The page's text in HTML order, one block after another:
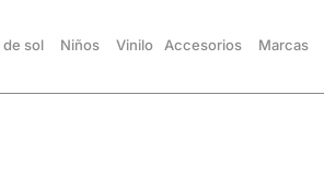
de sol Niños Vinilo Accesorios Marcas